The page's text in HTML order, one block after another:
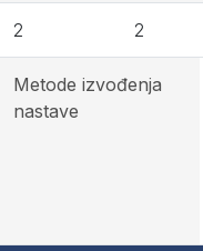
2 2
Metode izvođenja
nastave